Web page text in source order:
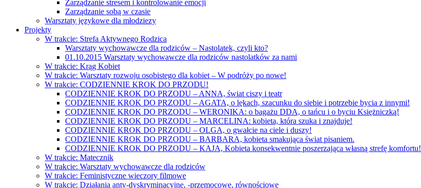
Zarządzanie stresem i kontrolowanie emocji
Zarządzanie sobą w czasie
Warsztaty językowe dla młodziezy
Projekty
W trakcie: Strefa Aktywnego Rodzica
Warsztaty wychowawcze dla rodziców – Nastolatek, czyli kto?
01.10.2015 Warsztaty wychowawcze dla rodziców nastolatków za nami
W trakcie: Krąg Kobiet
W trakcie: Warsztaty rozwoju osobistego dla kobiet – W podróży po nowe!
W trakcie: CODZIENNIE KROK DO PRZODU!
CODZIENNIE KROK DO PRZODU – ANNA, świat ciszy i teatr
CODZIENNIE KROK DO PRZODU – AGATA, o lękach, szacunku do siebie i potrzebie bycia z innymi!
CODZIENNIE KROK DO PRZODU – WERONIKA: o bagażu DDA, o tańcu i o byciu Księżniczką!
CODZIENNIE KROK DO PRZODU – MARCELINA: kobieta, która szuka i znajduje!
CODZIENNIE KROK DO PRZODU – OLGA, o gwałcie na ciele i duszy!
CODZIENNIE KROK DO PRZODU – BARBARA, kobieta smakująca świat pisaniem.
CODZIENNIE KROK DO PRZODU – KAJA, Kobieta konsekwentnie poszerzająca własną strefę komfortu!
W trakcie: Matecznik
W trakcie: Warsztaty wychowawcze dla rodziców
W trakcie: Feministyczne wieczory filmowe
W trakcie: Działania anty-dyskryminacyjne, -przemocowe, równościowe